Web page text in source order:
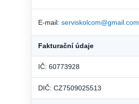
E-mail: serviskolcom@gmail.com
Fakturační údaje
IČ: 60773928
DIČ: CZ7509025513